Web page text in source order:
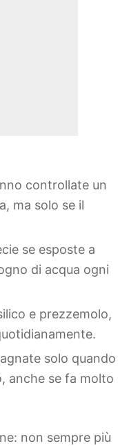
controllate un
ma solo se il
se esposte a
di acqua ogni
e prezzemolo,
solo quando
anche se fa molto
non sempre più